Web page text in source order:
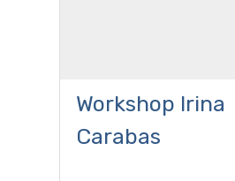
Workshop Irina
Carabas